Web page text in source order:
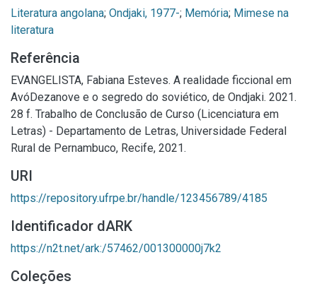
Literatura angolana; Ondjaki, 1977-; Memória; Mimese na
literatura
Referência
EVANGELISTA, Fabiana Esteves. A realidade ficcional em
AvóDezanove e o segredo do soviético, de Ondjaki. 2021.
28 f. Trabalho de Conclusão de Curso (Licenciatura em
Letras) - Departamento de Letras, Universidade Federal
Rural de Pernambuco, Recife, 2021.
URI
https://repository.ufrpe.br/handle/123456789/4185
Identificador dARK
https://n2t.net/ark:/57462/001300000j7k2
Coleções